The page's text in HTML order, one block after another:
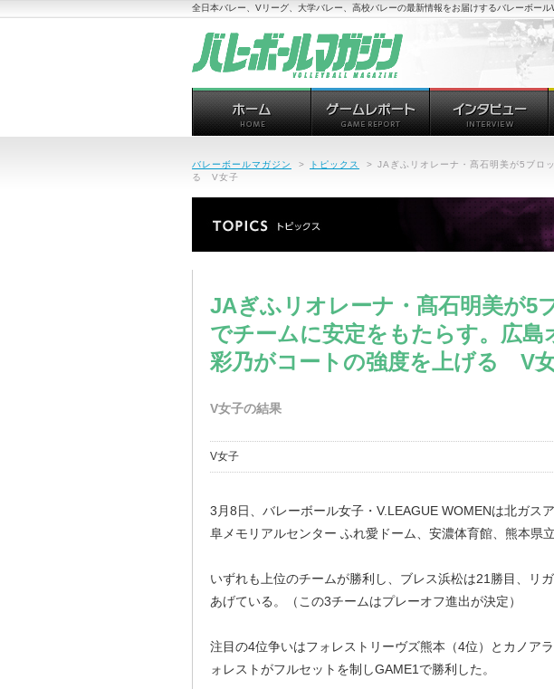
全日本バレー、Vリーグ、大学バレー、高校バレーの最新情報をお届けするバレーボー
バレーボールマガジン > トピックス > JAぎふリオレーナ・髙石明美が5ブロ
る V女子
JAぎふリオレーナ・髙石明美が5
でチームに安定をもたらす。広島
彩乃がコートの強度を上げる V
V女子の結果
V女子
3月8日、バレーボール女子・V.LEAGUE WOMENは北ガス
阜メモリアルセンター ふれ愛ドーム、安濃体育館、熊本県
いずれも上位のチームが勝利し、ブレス浜松は21勝目、リ
あげている。（この3チームはプレーオフ進出が決定）
注目の4位争いはフォレストリーヴズ熊本（4位）とカノア
ォレストがフルセットを制しGAME1で勝利した。